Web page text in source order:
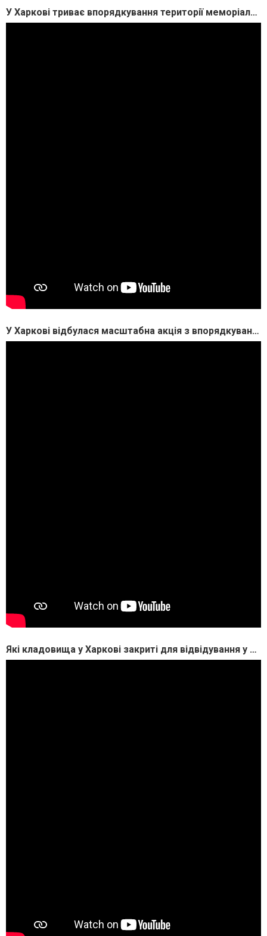
У Харкові триває впорядкування території меморіального комплексу «Алея Слави»
У Харкові відбулася масштабна акція з впорядкування військових поховань
Які кладовища у Харкові закриті для відвідування у 2025 році